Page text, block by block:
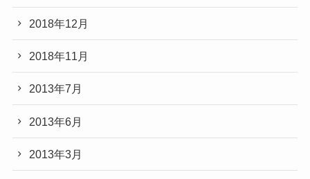
2018年12月
2018年11月
2013年7月
2013年6月
2013年3月